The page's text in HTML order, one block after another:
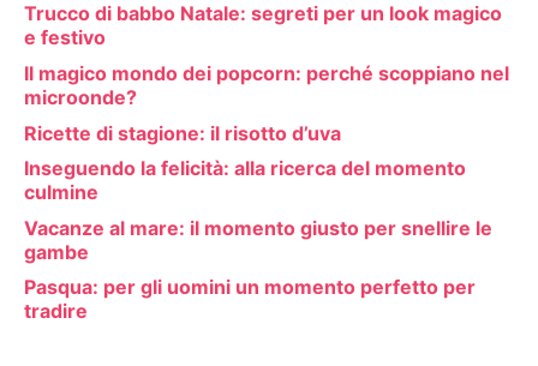
Trucco di babbo Natale: segreti per un look magico
e festivo
Il magico mondo dei popcorn: perché scoppiano nel
microonde?
Ricette di stagione: il risotto d’uva
Inseguendo la felicità: alla ricerca del momento
culmine
Vacanze al mare: il momento giusto per snellire le
gambe
Pasqua: per gli uomini un momento perfetto per
tradire